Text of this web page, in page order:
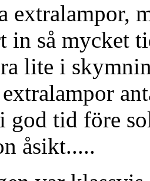
extralampor,
in så mycket
lite i
extralampor
god tid före
åsikt.....